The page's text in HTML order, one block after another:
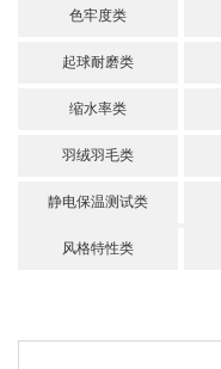
色牢度类
起球耐磨类
缩水率类
羽绒羽毛类
静电保温测试类
风格特性类